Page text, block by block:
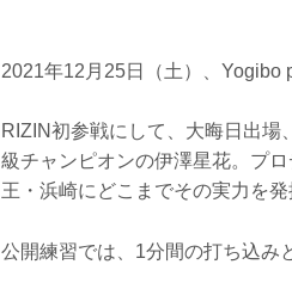
2021年12月25日（土）、Yogibo
RIZIN初参戦にして、大晦日出
級チャンピオンの伊澤星花。プ
王・浜崎にどこまでその実力を
公開練習では、1分間の打ち込み